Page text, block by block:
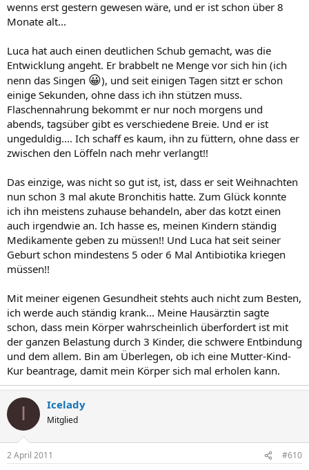
wenns erst gestern gewesen wäre, und er ist schon über 8
Monate alt...
Luca hat auch einen deutlichen Schub gemacht, was die
Entwicklung angeht. Er brabbelt ne Menge vor sich hin (ich
nenn das Singen 😀), und seit einigen Tagen sitzt er schon
einige Sekunden, ohne dass ich ihn stützen muss.
Flaschennahrung bekommt er nur noch morgens und
abends, tagsüber gibt es verschiedene Breie. Und er ist
ungeduldig.... Ich schaff es kaum, ihn zu füttern, ohne dass er
zwischen den Löffeln nach mehr verlangt!!
Das einzige, was nicht so gut ist, ist, dass er seit Weihnachten
nun schon 3 mal akute Bronchitis hatte. Zum Glück konnte
ich ihn meistens zuhause behandeln, aber das kotzt einen
auch irgendwie an. Ich hasse es, meinen Kindern ständig
Medikamente geben zu müssen!! Und Luca hat seit seiner
Geburt schon mindestens 5 oder 6 Mal Antibiotika kriegen
müssen!!
Mit meiner eigenen Gesundheit stehts auch nicht zum Besten,
ich werde auch ständig krank... Meine Hausärztin sagte
schon, dass mein Körper wahrscheinlich überfordert ist mit
der ganzen Belastung durch 3 Kinder, die schwere Entbindung
und dem allem. Bin am Überlegen, ob ich eine Mutter-Kind-
Kur beantrage, damit mein Körper sich mal erholen kann.
I Icelady
Mitglied
2 April 2011 #610